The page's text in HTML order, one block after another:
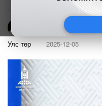
Улс төр 2025-12-05